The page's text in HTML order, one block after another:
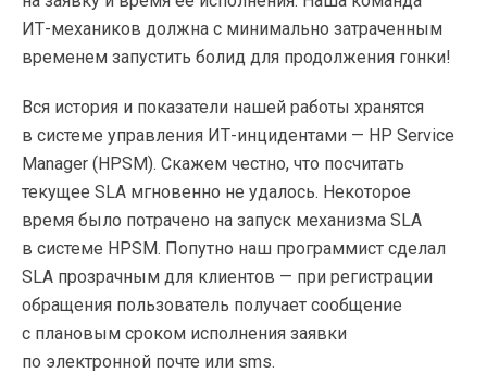
ИТ-механиков должна с минимально затраченным
временем запустить болид для продолжения гонки!
Вся история и показатели нашей работы хранятся
в системе управления ИТ-инцидентами — HP Service
Manager (HPSM). Скажем честно, что посчитать
текущее SLA мгновенно не удалось. Некоторое
время было потрачено на запуск механизма SLA
в системе HPSM. Попутно наш программист сделал
SLA прозрачным для клиентов — при регистрации
обращения пользователь получает сообщение
с плановым сроком исполнения заявки
по электронной почте или sms.